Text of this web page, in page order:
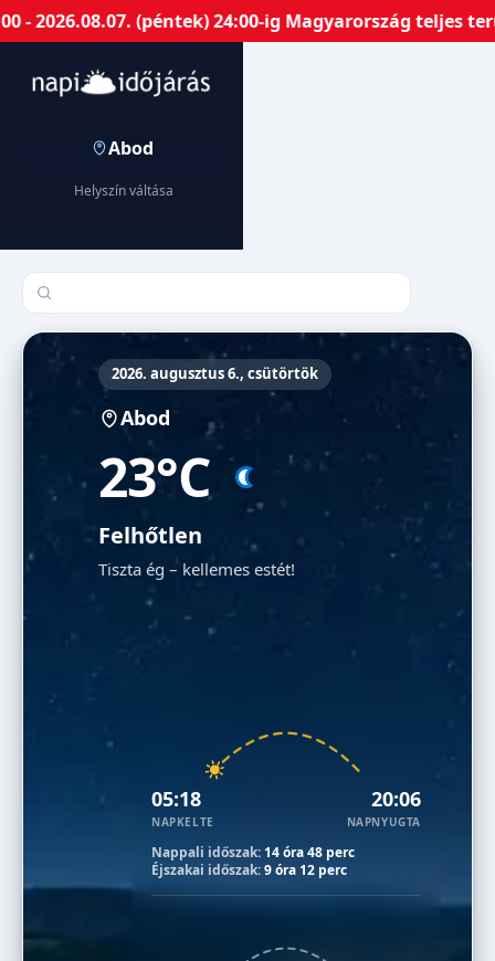
(péntek) 24:00-ig Magyarország teljes
Abod
Helyszín váltása
Település keresése
2026. augusztus 6., csütörtök
Abod
23°C
Felhőtlen
Tiszta ég – kellemes estét!
05:18
NAPKELTE
20:06
NAPNYUGTA
Nappali időszak: 14 óra 48 perc
Éjszakai időszak:9 óra 12 perc